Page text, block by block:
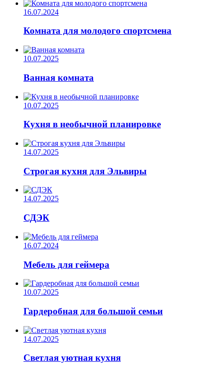
16.07.2024
Комната для молодого спортсмена
10.07.2025
Ванная комната
10.07.2025
Кухня в необычной планировке
14.07.2025
Строгая кухня для Эльвиры
14.07.2025
СДЭК
16.07.2024
Мебель для геймера
10.07.2025
Гардеробная для большой семьи
14.07.2025
Светлая уютная кухня